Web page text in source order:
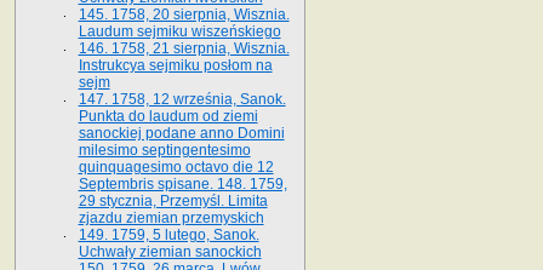
145. 1758, 20 sierpnia, Wisznia.
Laudum sejmiku wiszeńskiego
146. 1758, 21 sierpnia, Wisznia.
Instrukcya sejmiku posłom na
sejm
147. 1758, 12 września, Sanok.
Punkta do laudum od ziemi
sanockiej podane anno Domini
milesimo septingentesimo
quinquagesimo octavo die 12
Septembris spisane. 148. 1759,
29 stycznia, Przemyśl. Limita
zjazdu ziemian przemyskich
149. 1759, 5 lutego, Sanok.
Uchwały ziemian sanockich